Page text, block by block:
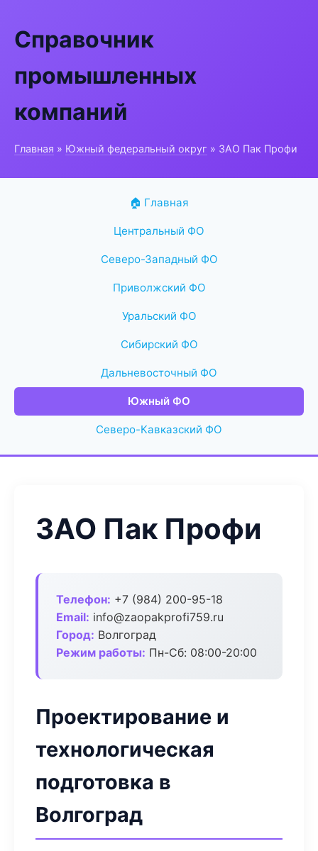
Справочник
промышленных
компаний
Главная » Южный федеральный округ » ЗАО Пак Профи
🏠 Главная
Центральный ФО
Северо-Западный ФО
Приволжский ФО
Уральский ФО
Сибирский ФО
Дальневосточный ФО
Южный ФО
Северо-Кавказский ФО
ЗАО Пак Профи
Телефон: +7 (984) 200-95-18
Email: info@zaopakprofi759.ru
Город: Волгоград
Режим работы: Пн-Сб: 08:00-20:00
Проектирование и
технологическая
подготовка в
Волгоград